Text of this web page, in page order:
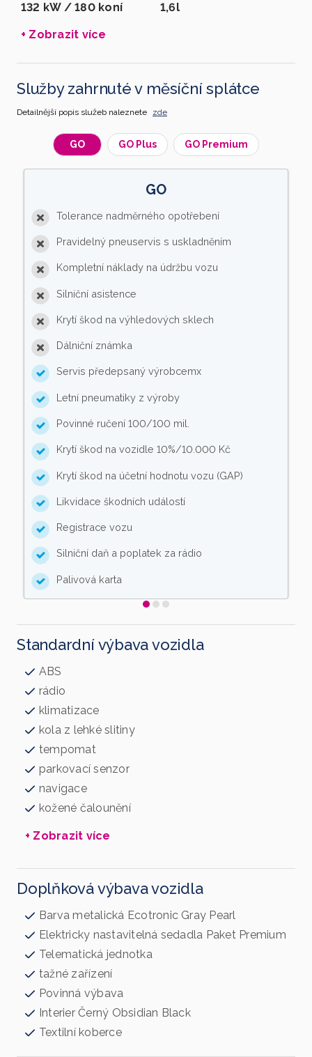
132 kW / 180 koní 1,6l
+ Zobrazit více
Služby zahrnuté v měsíční splátce
Detailnější popis služeb naleznete zde
GO GO Plus GO Premium
GO
Tolerance nadměrného opotřebení
Pravidelný pneuservis s uskladněním
Kompletní náklady na údržbu vozu
Silniční asistence
Krytí škod na výhledových sklech
Dálniční známka
Servis předepsaný výrobcemx
Letní pneumatiky z výroby
Povinné ručení 100/100 mil.
Krytí škod na vozidle 10%/10.000 Kč
Krytí škod na účetní hodnotu vozu (GAP)
Likvidace škodních událostí
Registrace vozu
Silniční daň a poplatek za rádio
Palivová karta
Standardní výbava vozidla
ABS
rádio
klimatizace
kola z lehké slitiny
tempomat
parkovací senzor
navigace
kožené čalounění
+ Zobrazit více
Doplňková výbava vozidla
Barva metalická Ecotronic Gray Pearl
Elektricky nastavitelná sedadla Paket Premium
Telematická jednotka
tažné zařízení
Povinná výbava
Interier Černý Obsidian Black
Textilní koberce